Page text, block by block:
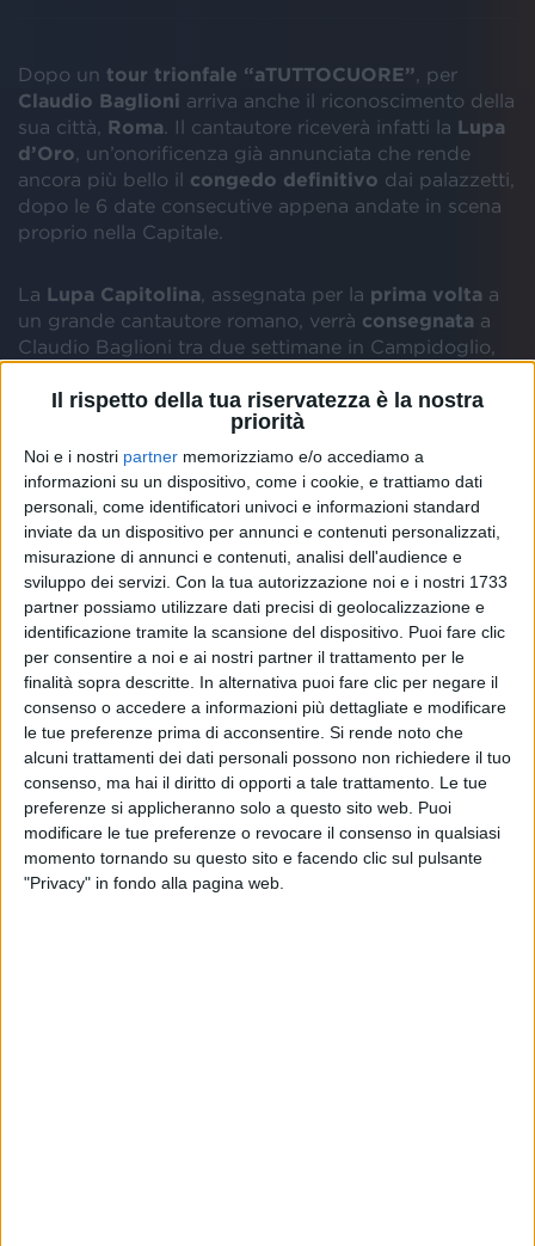
Il rispetto della tua riservatezza è la nostra
priorità
Noi e i nostri partner memorizziamo e/o accediamo a
informazioni su un dispositivo, come i cookie, e trattiamo dati
personali, come identificatori univoci e informazioni standard
inviate da un dispositivo per annunci e contenuti personalizzati,
misurazione di annunci e contenuti, analisi dell'audience e
sviluppo dei servizi. Con la tua autorizzazione noi e i nostri 1733
partner possiamo utilizzare dati precisi di geolocalizzazione e
identificazione tramite la scansione del dispositivo. Puoi fare clic
per consentire a noi e ai nostri partner il trattamento per le
finalità sopra descritte. In alternativa puoi fare clic per negare il
consenso o accedere a informazioni più dettagliate e modificare
le tue preferenze prima di acconsentire. Si rende noto che
alcuni trattamenti dei dati personali possono non richiedere il tuo
consenso, ma hai il diritto di opporti a tale trattamento. Le tue
preferenze si applicheranno solo a questo sito web. Puoi
modificare le tue preferenze o revocare il consenso in qualsiasi
momento tornando su questo sito e facendo clic sul pulsante
"Privacy" in fondo alla pagina web.
Dopo un tour trionfale “aTUTTOCUORE” , per
Claudio Baglioni arriva anche il riconoscimento della
sua città, Roma . Il cantautore riceverà infatti la Lupa
d’Oro , un’onorificenza già annunciata che rende
ancora più bello il congedo definitivo dai palazzetti,
dopo le 6 date consecutive appena andate in scena
proprio nella Capitale.
La Lupa Capitolina , assegnata per la prima volta a
un grande cantautore romano, verrà consegnata a
Claudio Baglioni tra due settimane in Campidoglio,
Roberto Gualtieri el'assessore al Turismo, Grandi
Alessandro Onorato, al termine del
grandeevento finaleche si è tenuto ieri, martedì 27
febbraio, alPalazzo dello Sport.
Visualizza questo post su Instagram